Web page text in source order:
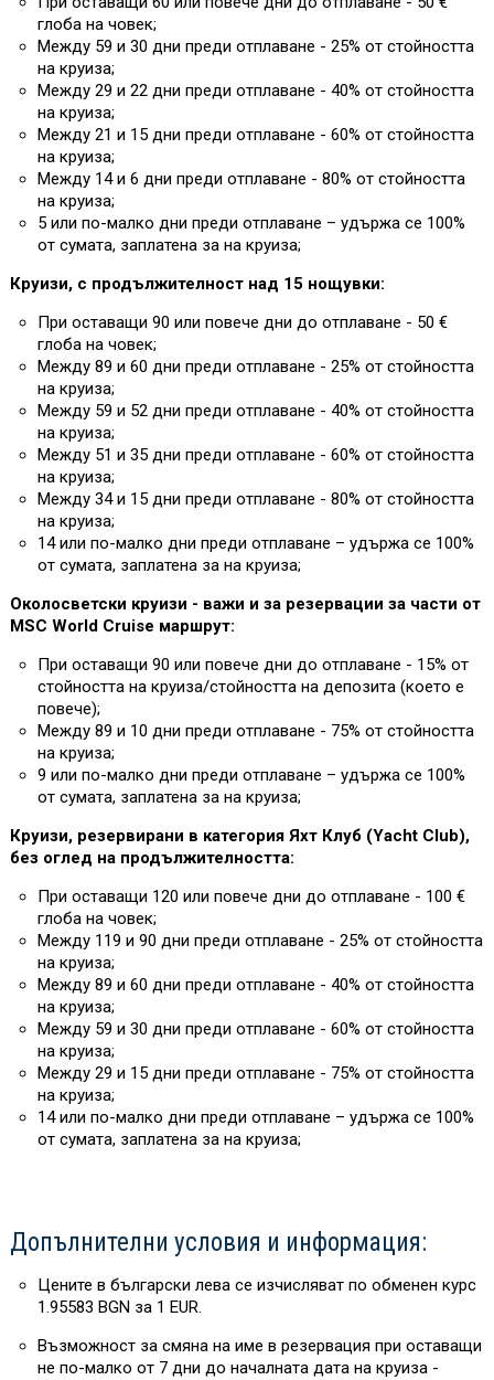
глоба на човек;
Между 59 и 30 дни преди отплаване - 25% от стойността
на круиза;
Между 29 и 22 дни преди отплаване - 40% от стойността
на круиза;
Между 21 и 15 дни преди отплаване - 60% от стойността
на круиза;
Между 14 и 6 дни преди отплаване - 80% от стойността
на круиза;
5 или по-малко дни преди отплаване – удържа се 100%
от сумата, заплатена за на круиза;
Круизи, с продължителност над 15 нощувки:
При оставащи 90 или повече дни до отплаване - 50 €
глоба на човек;
Между 89 и 60 дни преди отплаване - 25% от стойността
на круиза;
Между 59 и 52 дни преди отплаване - 40% от стойността
на круиза;
Между 51 и 35 дни преди отплаване - 60% от стойността
на круиза;
Между 34 и 15 дни преди отплаване - 80% от стойността
на круиза;
14 или по-малко дни преди отплаване – удържа се 100%
от сумата, заплатена за на круиза;
Околосветски круизи - важи и за резервации за части от
MSC World Cruise маршрут:
При оставащи 90 или повече дни до отплаване - 15% от
стойността на круиза/стойността на депозита (което е
повече);
Между 89 и 10 дни преди отплаване - 75% от стойността
на круиза;
9 или по-малко дни преди отплаване – удържа се 100%
от сумата, заплатена за на круиза;
Круизи, резервирани в категория Яхт Клуб (Yacht Club),
без оглед на продължителността:
При оставащи 120 или повече дни до отплаване - 100 €
глоба на човек;
Между 119 и 90 дни преди отплаване - 25% от стойността
на круиза;
Между 89 и 60 дни преди отплаване - 40% от стойността
на круиза;
Между 59 и 30 дни преди отплаване - 60% от стойността
на круиза;
Между 29 и 15 дни преди отплаване - 75% от стойността
на круиза;
14 или по-малко дни преди отплаване – удържа се 100%
от сумата, заплатена за на круиза;
Допълнителни условия и информация:
Цените в български лева се изчисляват по обменен курс
1.95583 BGN за 1 EUR.
Възможност за смяна на име в резервация при оставащи
не по-малко от 7 дни до началната дата на круиза -